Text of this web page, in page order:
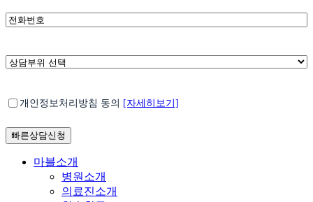
전
호
*
상
위
택
*
개
정
보
* 개인정보처리방침 동의 [자세히보기]
Close
마블소개
병원소개
의료진소개